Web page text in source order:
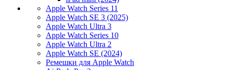
Apple Watch Series 11
Apple Watch SE 3 (2025)
Apple Watch Ultra 3
Apple Watch Series 10
Apple Watch Ultra 2
Apple Watch SE (2024)
Ремешки для Apple Watch